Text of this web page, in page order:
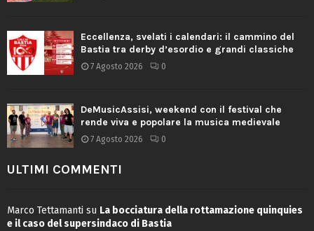
Eccellenza, svelati i calendari: il cammino del
Bastia tra derby d’esordio e grandi classiche
7 Agosto 2026 0
DeMusicAssisi, weekend con il festival che
rende viva e popolare la musica medievale
7 Agosto 2026 0
ULTIMI COMMENTI
Marco Tettamanti su La bocciatura della rottamazione quinquies
e il caso del supersindaco di Bastia